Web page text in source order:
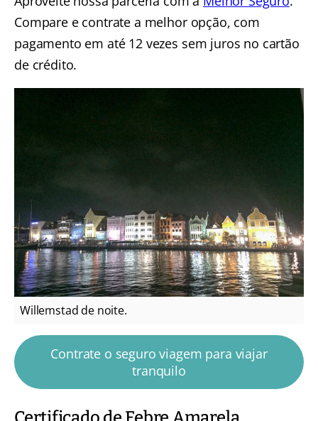
Compare e contrate a melhor opção, com
pagamento em até 12 vezes sem juros no cartão
de crédito.
Willemstad de noite.
Contrate o seguro viagem para viajar
tranquilo